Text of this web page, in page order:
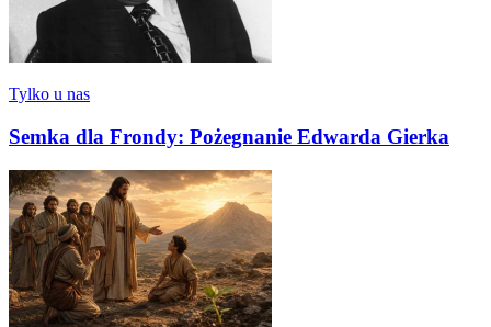
Tylko u nas
Semka dla Frondy: Pożegnanie Edwarda Gierka